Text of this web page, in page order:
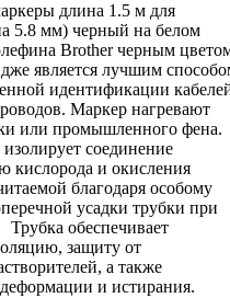
длина 1.5 м для
5.8 мм) черный на белом
Brother черным
является лучшим
идентификации
Маркер нагревают
или промышленного фена.
соединение
кислорода и окисления
благодаря особому
усадки трубки при
обеспечивает
защиту от
а также
и истирания.